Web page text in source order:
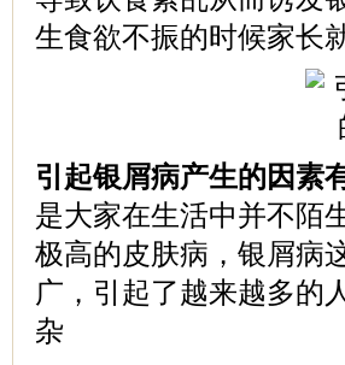
生食欲不振的时候家长
引起银屑病产生的因素
是大家在生活中并不陌
极高的皮肤病，银屑病
广，引起了越来越多的
杂